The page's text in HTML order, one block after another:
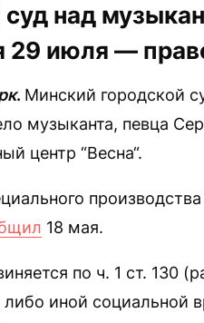
над
29 июля —
. Минский городской
музыканта, певца
центр “Весна“.
18 мая.
по ч. 1 ст. 130
либо иной социальной